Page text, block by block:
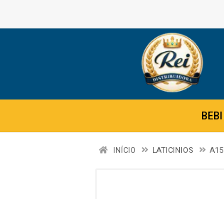
INÍCIO LATICINIOS